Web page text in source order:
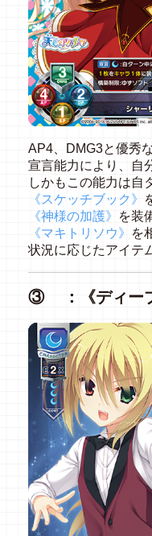
AP4、DMG3と優秀
宣言能力により、自
しかもこの能力は自
《スケッチブック》
《神様の加護》
を装
《マキトリソウ》
を
状況に応じたアイテ
③ ：《ディープ